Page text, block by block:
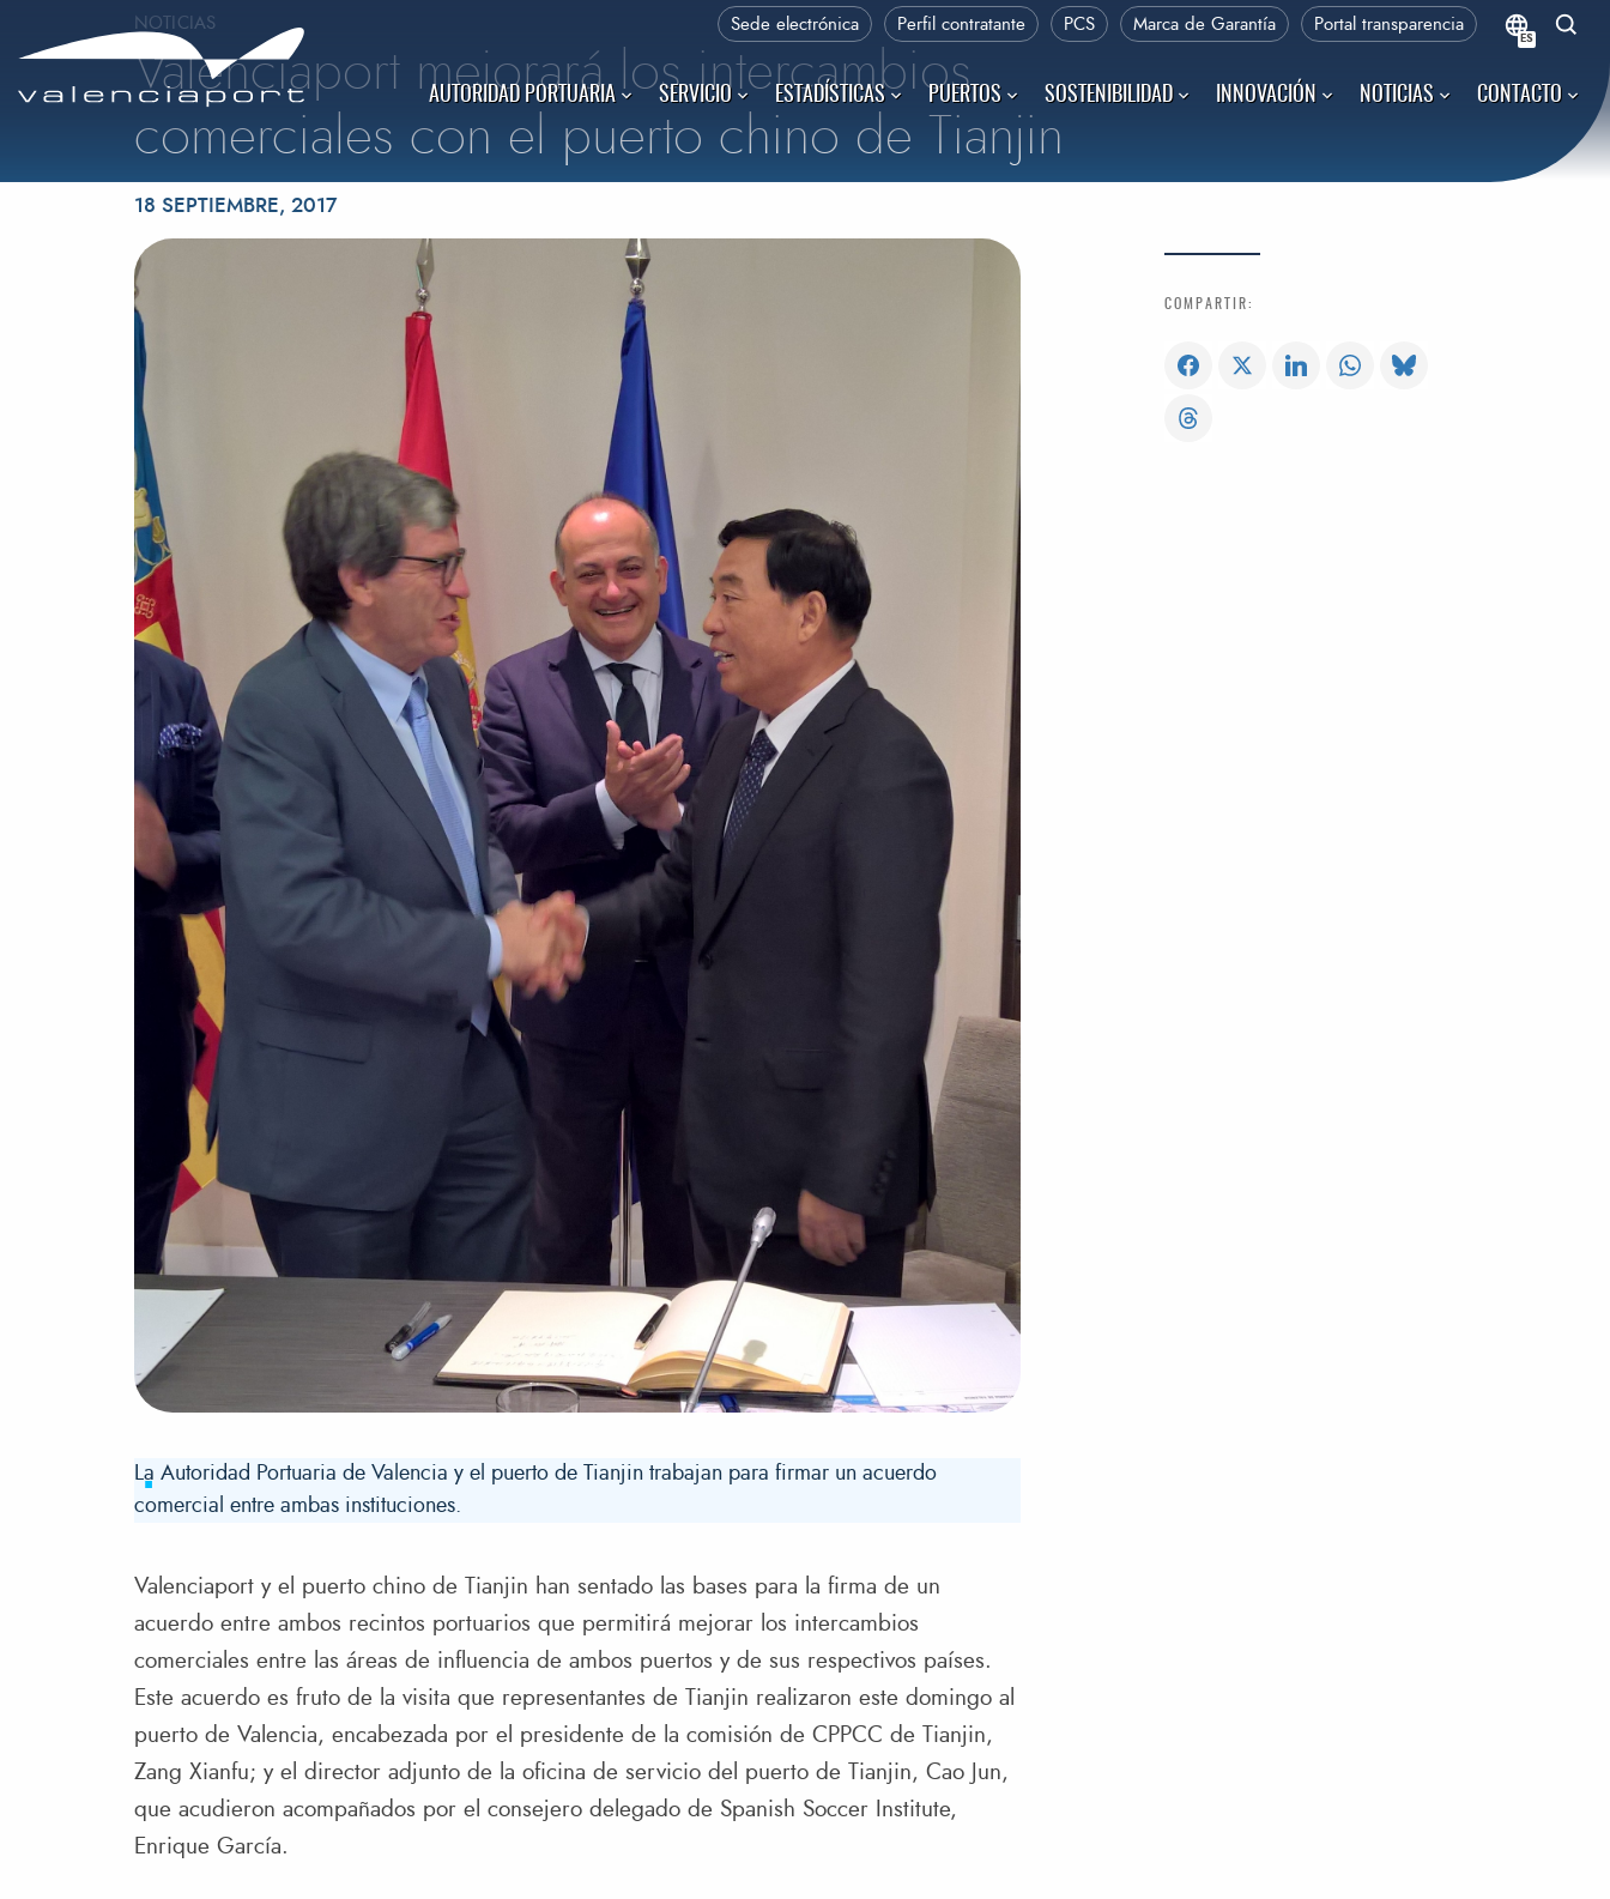
Sede electrónica Perfil contratante PCS Marca de Garantía Portal transparencia
ES
AUTORIDAD PORTUARIA SERVICIO ESTADÍSTICAS PUERTOS SOSTENIBILIDAD INNOVACIÓN NOTICIAS CONTACTO
NOTICIAS
Valenciaport mejorará los intercambios
comerciales con el puerto chino de Tianjin
Publicado el
18 SEPTIEMBRE, 2017
La Autoridad Portuaria de Valencia y el puerto de Tianjin trabajan para firmar un acuerdo
comercial entre ambas instituciones.
Valenciaport y el puerto chino de Tianjin han sentado las bases para la firma de un
acuerdo entre ambos recintos portuarios que permitirá mejorar los intercambios
comerciales entre las áreas de influencia de ambos puertos y de sus respectivos países.
Este acuerdo es fruto de la visita que representantes de Tianjin realizaron este domingo al
puerto de Valencia, encabezada por el presidente de la comisión de CPPCC de Tianjin,
Zang Xianfu; y el director adjunto de la oficina de servicio del puerto de Tianjin, Cao Jun,
que acudieron acompañados por el consejero delegado de Spanish Soccer Institute,
Enrique García.
COMPARTIR: